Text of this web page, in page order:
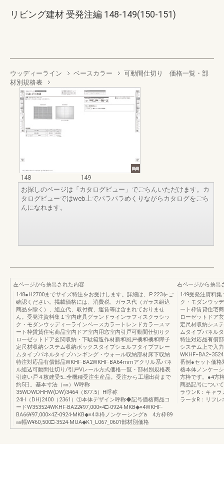
リビング建材 受発注編 148-149(150-151)
ウッディーライン ベースカラー
可動間仕切り 価格一覧・部
材別規格表
148
149
お探しのページは「カタログビュー」でごらんいただけます。カ
タログビューではweb上でパラパラめくりながらカタログをごら
んになれます。
左ページから抽出された内容
148●H2700までサイズ特注をお受けします。詳細は、P.223をご
確認ください。掲載価格には、消費税、ガラス代（ガラス組込
商品を除く）、組立代、取付費、運賃等は含まれておりませ
ん。受発注資料集１室内建具グランドラインラフィスクラシッ
ク・モダンウッディーラインベースカラートレンドカラースマ
ート枠賃貸住宅商品室内ドア室内用窓室内引戸可動間仕切りク
ローゼットドア玄関収納・下駄箱造作材新和風戸襖和襖和障子
定尺材収納システム収納ボックスタイプシェルフタイプフレー
ムタイプパネルタイプハンギング・ウォール収納部材床下収納
特注対応品有償部品WKHF-BA2WKHF-BA64mmアクリル系パネ
ル組込可動間仕切り/引戸Vレール方式価格一覧・部材別規格表
引違い戸４枚建受5…全機種受注生産品。受注から工場出荷まで
約5日。基本寸法（㎜）W呼称
35WDWDHHW(DW)3464（877.5）H呼称
24H（DH)2400（2361）①本体デザイン呼称◆記号価格商品コ
ードW353524WKHF-BA22¥97,000×4□-0924-MKB◆×4WKHF-
BA66¥97,000×4Z-0924-MKB◆×4②枠ノンケーシングa 4方枠89
㎜幅W¥60,500□-3524-MUA◆K1_L067_0601部材別価格
右ページから抽出
149受発注資料
ク・モダンウッ
ート枠賃貸住宅
ローゼットドア
定尺材収納シス
ムタイプパネル
特注対応品有償
システム上で入
番例●セット価格
格本体ノンケー
方枠です。●4方
商品記号につい
ラウンK：キャ
ラータR：リフレ